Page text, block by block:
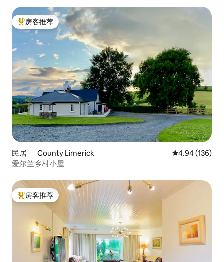
热门「房客推荐」
房客推荐
民居 ｜ County Limerick 平均评分 4.94
4.94 (136)
爱尔兰乡村小屋
热门「房客推荐」
房客推荐